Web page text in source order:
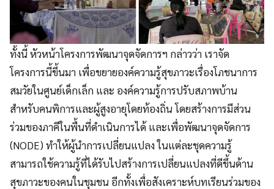
ทั้งนี้ หัวหน้าโครงการพัฒนาจุดจัดการฯ กล่าวว่า เราจัด
โครงการนี้ขึ้นมา เพื่อขยายองค์ความรู้สุขภาวะเรื่องโภชนาการ
สมวัยในศูนย์เด็กเล็ก และ องค์ความรู้การปรับสภาพบ้าน
สำหรับคนพิการและผู้สูงอายุโดยท้องถิ่น โดยสร้างการมีส่วน
ร่วมของภาคีในพื้นที่ดำเนินการได้ และเพื่อพัฒนาจุดจัดการ
(NODE) ทําให้ผู้นําการเปลี่ยนแปลง ในแต่ละชุดความรู้
สามารถใช้ความรู้ที่ได้รับไปสร้างการเปลี่ยนแปลงที่ดีขึ้นด้าน
สุขภาวะของคนในชุมชน อีกทั้งเพื่อสังเคราะห์บทเรียนร่วมของ